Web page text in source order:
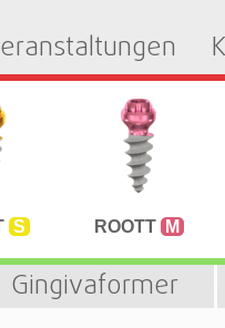
S ROOTT M
Gingivaformer